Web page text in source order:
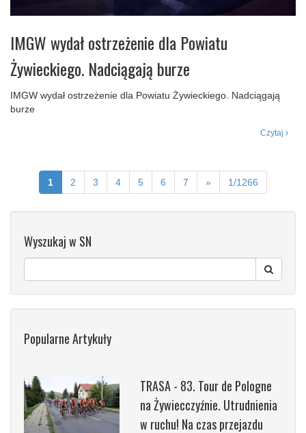
IMGW wydał ostrzeżenie dla Powiatu
Żywieckiego. Nadciągają burze
IMGW wydał ostrzeżenie dla Powiatu Żywieckiego. Nadciągają
burze
Czytaj
1 2 3 4 5 6 7 » 1/1266
Wyszukaj w SN
Popularne Artykuły
TRASA - 83. Tour de Pologne
na Żywiecczyźnie. Utrudnienia
w ruchu! Na czas przejazdu